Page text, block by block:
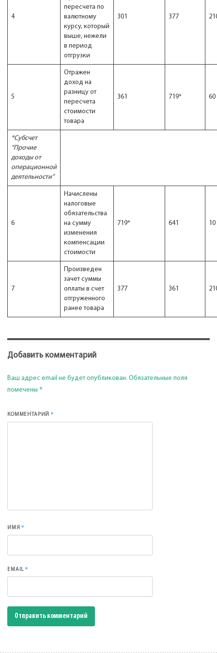
4
пересчета по
валютному
курсу, который
выше, нежели
в период
отгрузки
301 377
5
Отражен
доход на
разницу от
пересчета
стоимости
товара
361 719* 60
*Субсчет
“Прочие
доходы от
операционной
деятельности”
6
Начислены
налоговые
обязательства
на сумму
изменения
компенсации
стоимости
719* 641 10
7
Произведен
зачет суммы
оплаты в счет
отгруженного
ранее товара
377 361
Добавить комментарий
Ваш адрес email не будет опубликован. Обязательные поля
помечены *
КОММЕНТАРИЙ*
ИМЯ*
EMAIL*